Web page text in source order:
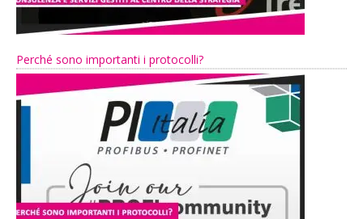
Perché sono importanti i protocolli?